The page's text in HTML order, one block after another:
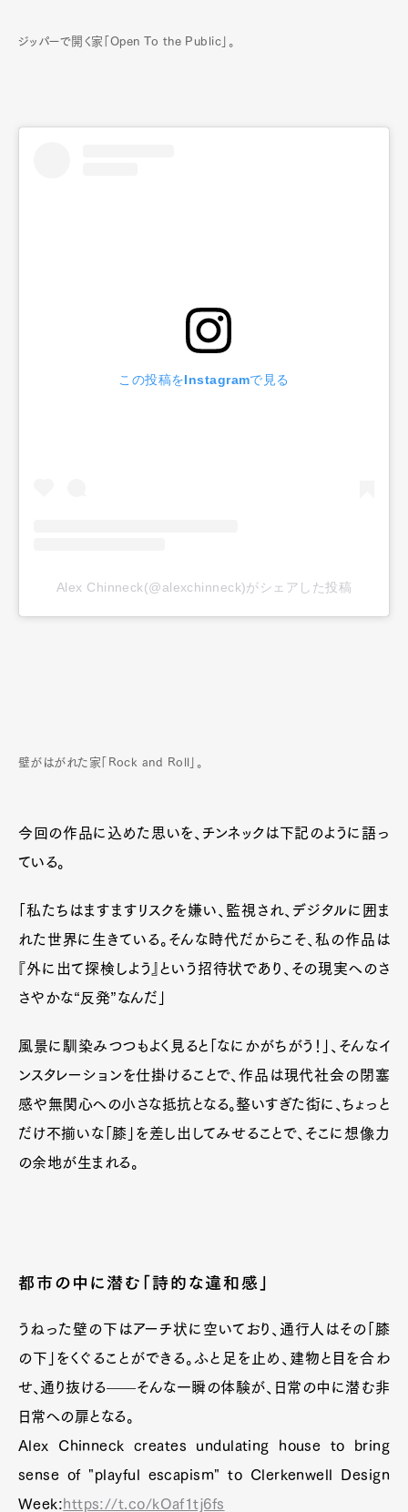
Gourmet
Cars
ProductCultureLifestyle
Pen Meet
ジッパーで開く家「Open To the Public」。
この投稿をInstagramで見る
Alex Chinneck(@alexchinneck)がシェアした投稿
壁がはがれた家「Rock and Roll」。
今回の作品に込めた思いを、チンネックは下記のように語っ
ている。
「私たちはますますリスクを嫌い、監視され、デジタルに囲ま
れた世界に生きている。そんな時代だからこそ、私の作品は
『外に出て探検しよう』という招待状であり、その現実へのさ
さやかな“反発”なんだ」
風景に馴染みつつもよく見ると「なにかがちがう！」、そんなイ
ンスタレーションを仕掛けることで、作品は現代社会の閉塞
感や無関心への小さな抵抗となる。整いすぎた街に、ちょっと
だけ不揃いな「膝」を差し出してみせることで、そこに想像力
の余地が生まれる。
都市の中に潜む「詩的な違和感」
うねった壁の下はアーチ状に空いており、通行人はその「膝
の下」をくぐることができる。ふと足を止め、建物と目を合わ
せ、通り抜ける——そんな一瞬の体験が、日常の中に潜む非
日常への扉となる。
Alex Chinneck creates undulating house to bring
sense of "playful escapism" to Clerkenwell Design
Week:https://t.co/kOaf1tj6fs